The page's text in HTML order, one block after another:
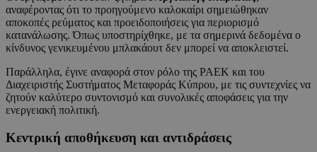
αναφέροντας ότι το προηγούμενο καλοκαίρι σημειώθηκαν
αποκοπές ρεύματος και προειδοποιήσεις για περιορισμό
κατανάλωσης. Όπως υποστηρίχθηκε, με τα σημερινά δεδομένα ο
κίνδυνος γενικευμένου μπλακάουτ δεν μπορεί να αποκλειστεί.
Παράλληλα, έγινε αναφορά στον ρόλο της ΡΑΕΚ και του
Διαχειριστής Συστήματος Μεταφοράς Κύπρου, με τις συντεχνίες να
ζητούν καλύτερο συντονισμό και συνολικές αποφάσεις για την
ενεργειακή πολιτική.
Κεντρική αποθήκευση και αντιδράσεις